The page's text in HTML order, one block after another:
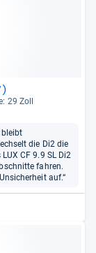
29 Zoll
bleibt
die Di2 die
CF 9.9 SL Di2
fahren.
auf.“